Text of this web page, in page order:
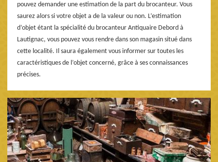
pouvez demander une estimation de la part du brocanteur. Vous
saurez alors si votre objet a de la valeur ou non. L’estimation
d’objet étant la spécialité du brocanteur Antiquaire Debord à
Lautignac, vous pouvez vous rendre dans son magasin situé dans
cette localité. Il saura également vous informer sur toutes les
caractéristiques de l’objet concerné, grâce à ses connaissances
précises.